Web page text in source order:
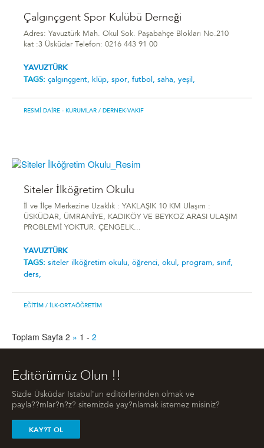
Çalgınçgent Spor Kulübü Derneği
Adres: Yavuztürk Mah. Okul Sok. Paşabahçe Blokları No.210
kat :3 Üsküdar Telefon: 0216 443 91 00
YAVUZTÜRK
TAGS: çalgınçgent, klüp, spor, futbol, saha, yeşil,
RESMI DAIRE - KURUMLAR / DERNEK-VAKIF
Siteler İlköğretim Okulu
İl ve İlçe Merkezine Uzaklık : YAKLAŞIK 10 KM Ulaşım :
ÜSKÜDAR, ÜMRANİYE, KADIKÖY VE BEYKOZ ARASI ULAŞIM
PROBLEMİ YOKTUR. ÇENGELK...
YAVUZTÜRK
TAGS: siteler i̇lköğretim okulu, öğrenci, okul, program, sınıf,
ders,
EĞITIM / İLK-ORTAÖĞRETIM
Toplam Sayfa 2 » 1 - 2
Editörümüz Olun !!
Sizde Üsküdar Istabul'un editörlerinden olmak ve
payla??mlar?n?z? sitemizde yay?nlamak istemez misiniz?
KAY?T OL